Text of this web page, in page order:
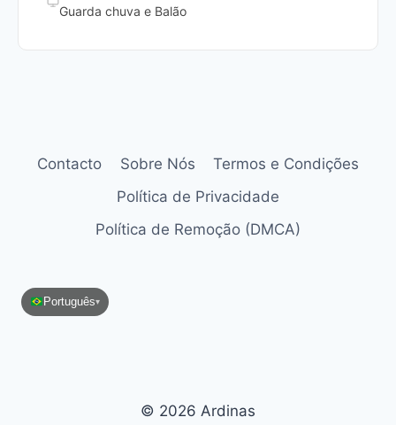
Guarda chuva e Balão
Contacto Sobre Nós
Termos e Condições
Política de Privacidade
Política de Remoção (DMCA)
Português▾
© 2026 Ardinas